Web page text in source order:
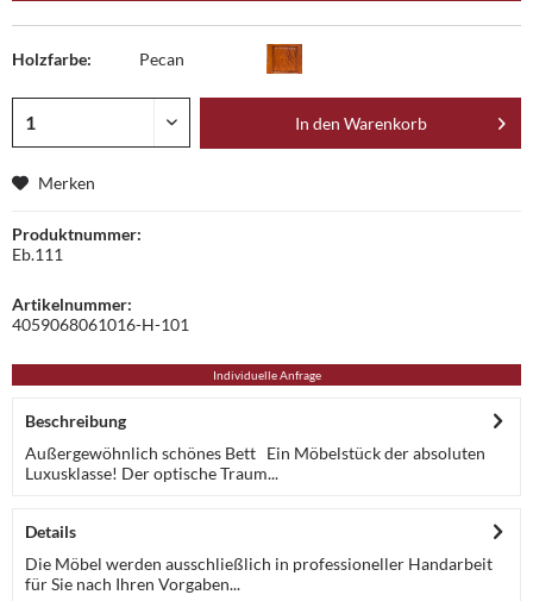
Holzfarbe: Pecan
In den Warenkorb
Merken
Produktnummer:
Eb.111
Artikelnummer:
4059068061016-H-101
Individuelle Anfrage
Beschreibung
Außergewöhnlich schönes Bett Ein Möbelstück der absoluten
Luxusklasse! Der optische Traum...
Details
Die Möbel werden ausschließlich in professioneller Handarbeit
für Sie nach Ihren Vorgaben...